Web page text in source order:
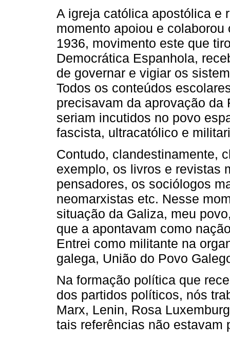
A igreja católica apostólica e
momento apoiou e
1936, movimento este que
Democrática Espanhola,
de governar e vigiar os
Todos os conteúdos
precisavam da aprovação da
seriam incutidos no povo
fascista, ultracatólico e
Contudo, clandestinamente,
exemplo, os livros e revistas
pensadores, os sociólogos
neomarxistas etc. Nesse
situação da Galiza, meu
que a apontavam como
Entrei como militante na
galega, União do Povo
Na formação política que
dos partidos políticos, nós
Marx, Lenin, Rosa
tais referências não estavam